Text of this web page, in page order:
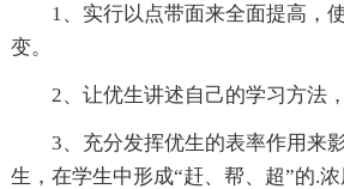
1、实行以点带面来全面提高，
变。
2、让优生讲述自己的学习方法
3、充分发挥优生的表率作用来
生，在学生中形成“赶、帮、超”的.浓